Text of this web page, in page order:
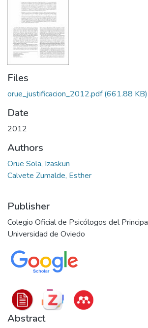
Statistics
Policies
Files
orue_justificacion_2012.pdf(661.88 KB)
Date
2012
Authors
Orue Sola, Izaskun
Calvete Zumalde, Esther
Publisher
Colegio Oficial de Psicólogos del
Universidad de Oviedo
Abstract